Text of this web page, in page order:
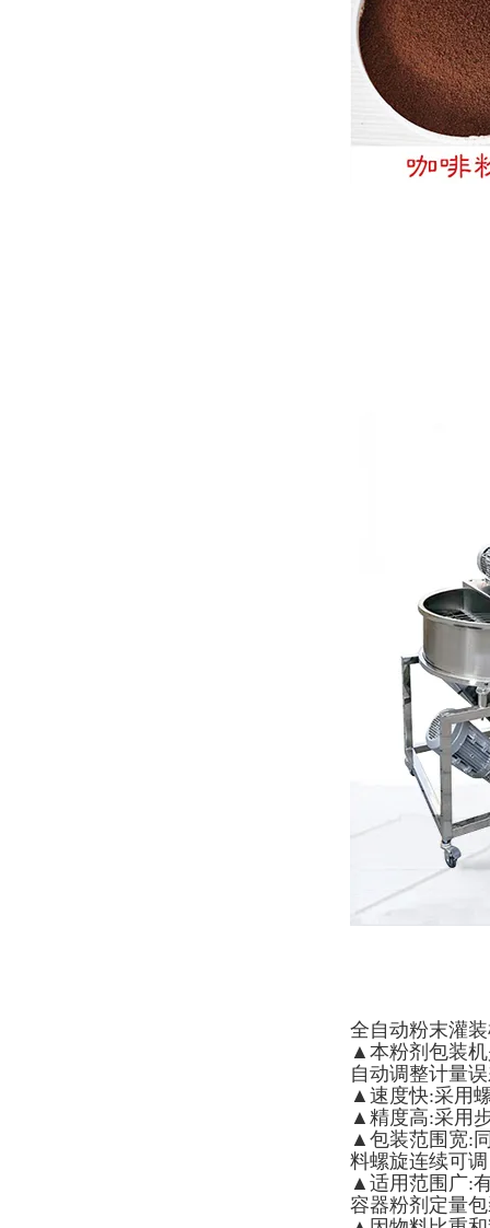
全自动粉末灌
▲本粉剂包装机
自动调整计量
▲速度快:采用
▲精度高:采用
▲包装范围宽:
料螺旋连续可调
▲适用范围广:
容器粉剂定量